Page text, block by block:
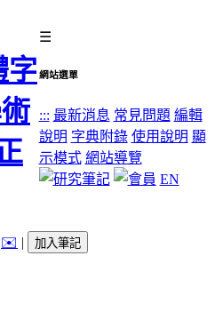
☰
網站選單
::: 最新消息 常見問題 編輯
說明 字典附錄 使用說明 顯
示模式 網站導覽
EN
✉️ | 加入筆記